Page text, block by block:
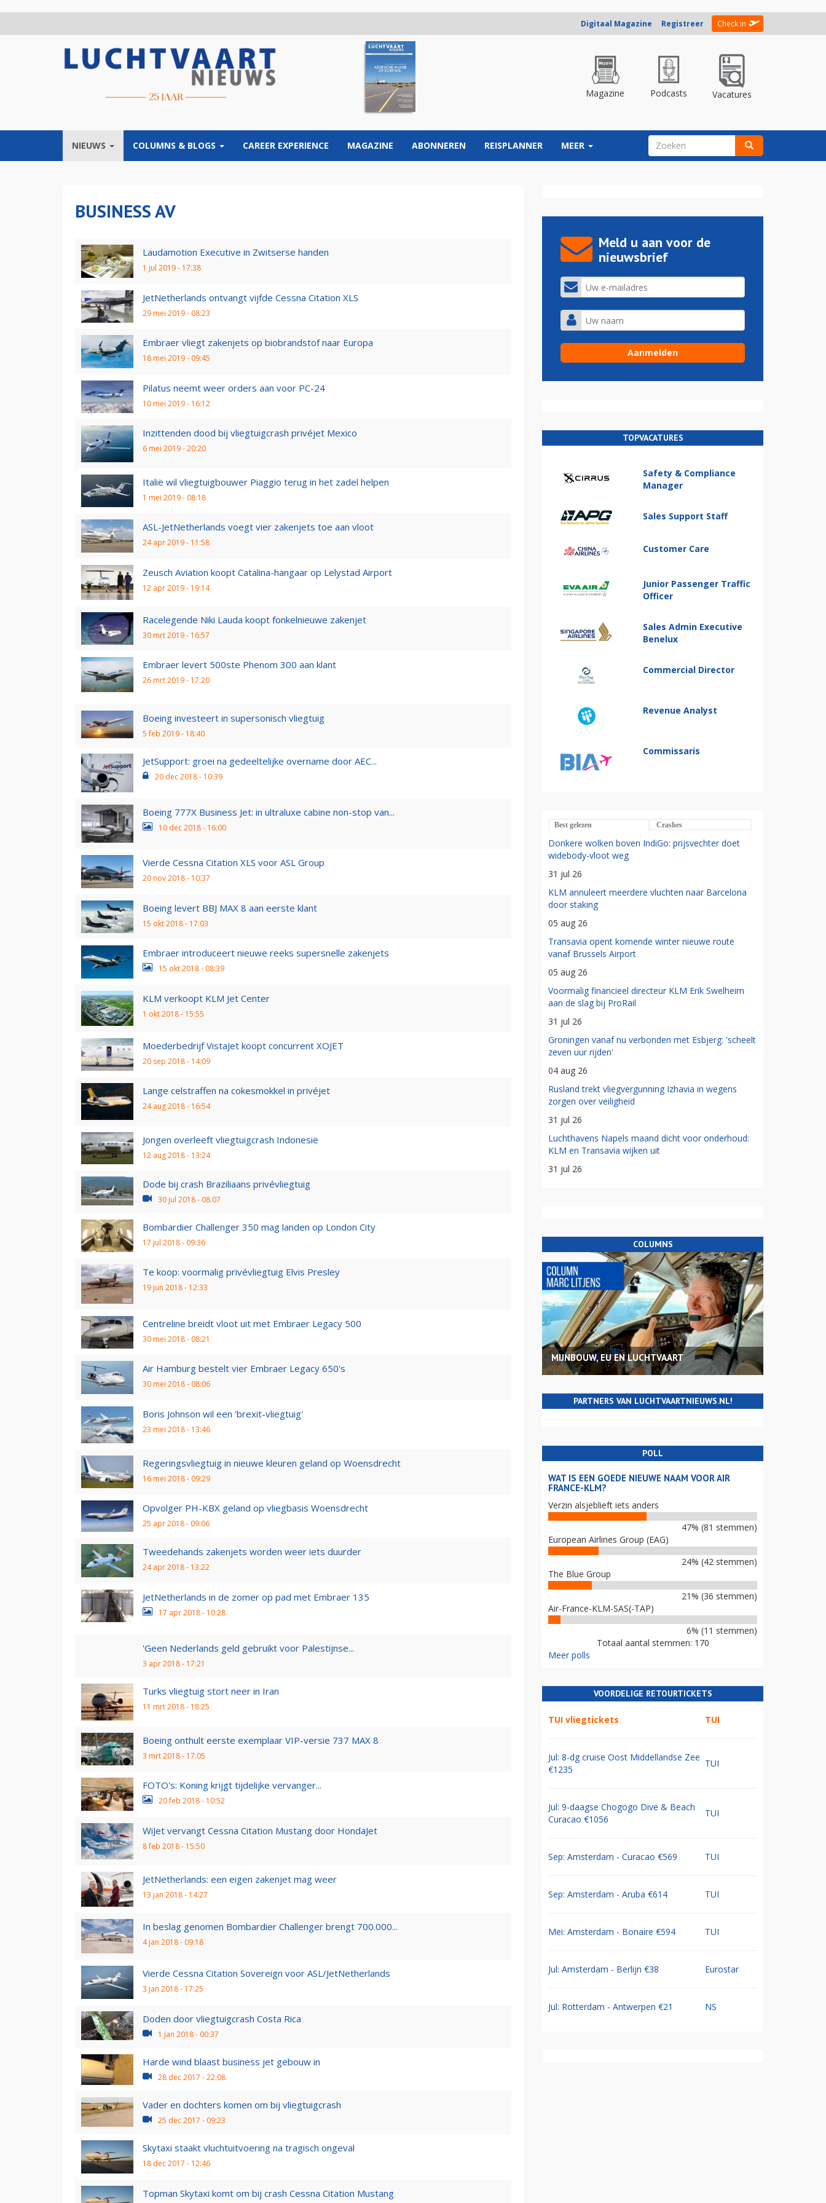
Digitaal Magazine Registreer Check in
Magazine Podcasts Vacatures
NIEUWS COLUMNS & BLOGS CAREER EXPERIENCE MAGAZINE ABONNEREN REISPLANNER MEER ZOEKVELD
BUSINESS AV
Laudamotion Executive in Zwitserse handen
1 jul 2019 - 17:38
JetNetherlands ontvangt vijfde Cessna Citation XLS
29 mei 2019 - 08:23
Embraer vliegt zakenjets op biobrandstof naar Europa
18 mei 2019 - 09:45
Pilatus neemt weer orders aan voor PC-24
10 mei 2019 - 16:12
Inzittenden dood bij vliegtuigcrash privéjet Mexico
6 mei 2019 - 20:20
Italië wil vliegtuigbouwer Piaggio terug in het zadel helpen
1 mei 2019 - 08:18
ASL-JetNetherlands voegt vier zakenjets toe aan vloot
24 apr 2019 - 11:58
Zeusch Aviation koopt Catalina-hangaar op Lelystad Airport
12 apr 2019 - 19:14
Racelegende Niki Lauda koopt fonkelnieuwe zakenjet
30 mrt 2019 - 16:57
Embraer levert 500ste Phenom 300 aan klant
26 mrt 2019 - 17:20
Boeing investeert in supersonisch vliegtuig
5 feb 2019 - 18:40
JetSupport: groei na gedeeltelijke overname door AEC...
20 dec 2018 - 10:39
Boeing 777X Business Jet: in ultraluxe cabine non-stop van...
10 dec 2018 - 16:00
Vierde Cessna Citation XLS voor ASL Group
20 nov 2018 - 10:37
Boeing levert BBJ MAX 8 aan eerste klant
15 okt 2018 - 17:03
Embraer introduceert nieuwe reeks supersnelle zakenjets
15 okt 2018 - 08:39
KLM verkoopt KLM Jet Center
1 okt 2018 - 15:55
Moederbedrijf VistaJet koopt concurrent XOJET
20 sep 2018 - 14:09
Lange celstraffen na cokesmokkel in privéjet
24 aug 2018 - 16:54
Jongen overleeft vliegtuigcrash Indonesië
12 aug 2018 - 13:24
Dode bij crash Braziliaans privévliegtuig
30 jul 2018 - 08:07
Bombardier Challenger 350 mag landen op London City
17 jul 2018 - 09:36
Te koop: voormalig privévliegtuig Elvis Presley
19 jun 2018 - 12:33
Centreline breidt vloot uit met Embraer Legacy 500
30 mei 2018 - 08:21
Air Hamburg bestelt vier Embraer Legacy 650's
30 mei 2018 - 08:06
Boris Johnson wil een 'brexit-vliegtuig'
23 mei 2018 - 13:46
Regeringsvliegtuig in nieuwe kleuren geland op Woensdrecht
16 mei 2018 - 09:29
Opvolger PH-KBX geland op vliegbasis Woensdrecht
25 apr 2018 - 09:06
Tweedehands zakenjets worden weer iets duurder
24 apr 2018 - 13:22
JetNetherlands in de zomer op pad met Embraer 135
17 apr 2018 - 10:28
'Geen Nederlands geld gebruikt voor Palestijnse...
3 apr 2018 - 17:21
Turks vliegtuig stort neer in Iran
11 mrt 2018 - 18:25
Boeing onthult eerste exemplaar VIP-versie 737 MAX 8
3 mrt 2018 - 17:05
FOTO's: Koning krijgt tijdelijke vervanger...
20 feb 2018 - 10:52
WiJet vervangt Cessna Citation Mustang door HondaJet
8 feb 2018 - 15:50
JetNetherlands: een eigen zakenjet mag weer
13 jan 2018 - 14:27
In beslag genomen Bombardier Challenger brengt 700.000...
4 jan 2018 - 09:18
Vierde Cessna Citation Sovereign voor ASL/JetNetherlands
3 jan 2018 - 17:25
Doden door vliegtuigcrash Costa Rica
1 jan 2018 - 00:37
Harde wind blaast business jet gebouw in
28 dec 2017 - 22:08
Vader en dochters komen om bij vliegtuigcrash
25 dec 2017 - 09:23
Skytaxi staakt vluchtuitvoering na tragisch ongeval
18 dec 2017 - 12:46
Topman Skytaxi komt om bij crash Cessna Citation Mustang
Meld u aan voor de
nieuwsbrief
TOPVACATURES
Safety & Compliance
Manager
Sales Support Staff
Customer Care
Junior Passenger Traffic
Officer
Sales Admin Executive
Benelux
Commercial Director
Revenue Analyst
Commissaris
Best gelezen Crashes
Donkere wolken boven IndiGo: prijsvechter doet
widebody-vloot weg
31 jul 26
KLM annuleert meerdere vluchten naar Barcelona
door staking
05 aug 26
Transavia opent komende winter nieuwe route
vanaf Brussels Airport
05 aug 26
Voormalig financieel directeur KLM Erik Swelheim
aan de slag bij ProRail
31 jul 26
Groningen vanaf nu verbonden met Esbjerg: 'scheelt
zeven uur rijden'
04 aug 26
Rusland trekt vliegvergunning Izhavia in wegens
zorgen over veiligheid
31 jul 26
Luchthavens Napels maand dicht voor onderhoud:
KLM en Transavia wijken uit
31 jul 26
COLUMNS
MIJNBOUW, EU EN LUCHTVAART
PARTNERS VAN LUCHTVAARTNIEUWS.NL!
POLL
WAT IS EEN GOEDE NIEUWE NAAM VOOR AIR
FRANCE-KLM?
Verzin alsjeblieft iets anders
47% (81 stemmen)
European Airlines Group (EAG)
24% (42 stemmen)
The Blue Group
21% (36 stemmen)
Air-France-KLM-SAS(-TAP)
6% (11 stemmen)
Totaal aantal stemmen: 170
Meer polls
VOORDELIGE RETOURTICKETS
TUI vliegtickets TUI
Jul: 8-dg cruise Oost Middellandse Zee
€1235
TUI
Jul: 9-daagse Chogogo Dive & Beach
Curacao €1056
TUI
Sep: Amsterdam - Curacao €569 TUI
Sep: Amsterdam - Aruba €614 TUI
Mei: Amsterdam - Bonaire €594 TUI
Jul: Amsterdam - Berlijn €38 Eurostar
Jul: Rotterdam - Antwerpen €21 NS